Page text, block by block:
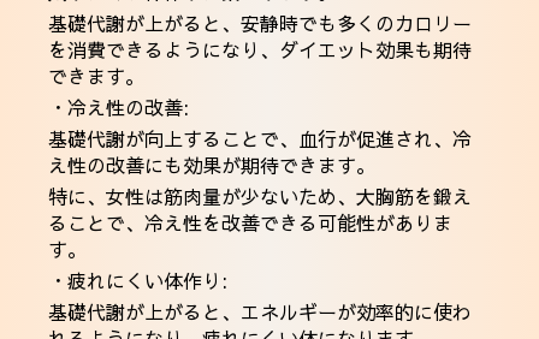
基礎代謝が上がると、安静時でも多くのカロリー
を消費できるようになり、ダイエット効果も期待
できます。
・冷え性の改善:
基礎代謝が向上することで、血行が促進され、冷
え性の改善にも効果が期待できます。
特に、女性は筋肉量が少ないため、大胸筋を鍛え
ることで、冷え性を改善できる可能性がありま
す。
・疲れにくい体作り:
基礎代謝が上がると、エネルギーが効率的に使わ